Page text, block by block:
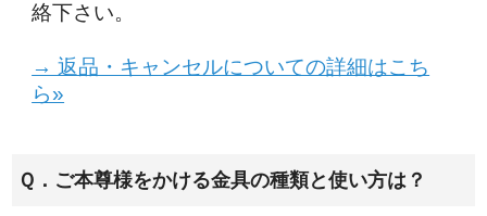
絡下さい。
→ 返品・キャンセルについての詳細はこち
ら»
Ｑ．ご本尊様をかける金具の種類と使い方は？